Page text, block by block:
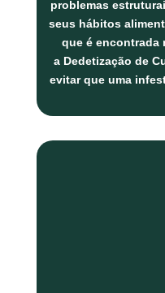
problemas
seus hábitos
que é encontrada
a Dedetização de
evitar que uma